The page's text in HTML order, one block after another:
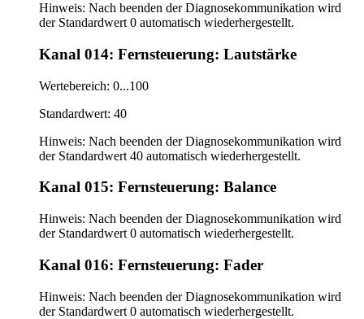
Hinweis: Nach beenden der Diagnosekommunikation wird
der Standardwert 0 automatisch wiederhergestellt.
Kanal 014: Fernsteuerung: Lautstärke
Wertebereich: 0...100
Standardwert: 40
Hinweis: Nach beenden der Diagnosekommunikation wird
der Standardwert 40 automatisch wiederhergestellt.
Kanal 015: Fernsteuerung: Balance
Hinweis: Nach beenden der Diagnosekommunikation wird
der Standardwert 0 automatisch wiederhergestellt.
Kanal 016: Fernsteuerung: Fader
Hinweis: Nach beenden der Diagnosekommunikation wird
der Standardwert 0 automatisch wiederhergestellt.